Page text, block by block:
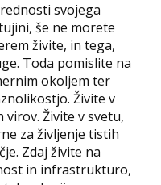
svojega
še ne morete
živite, in tega,
Toda pomislite na
okoljem ter
Živite v
Živite v svetu,
za življenje tistih
Zdaj živite na
in infrastrukturo,